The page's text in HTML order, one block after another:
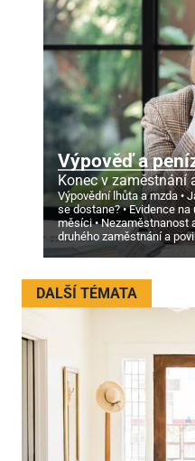
Výpověď a
Konec v zaměstnání
Výpovědní lhůta a mzda
se dostane?
Evidence na
měsíci
Nezaměstnanost
druhého zaměstnání a
DALŠÍ TÉMATA